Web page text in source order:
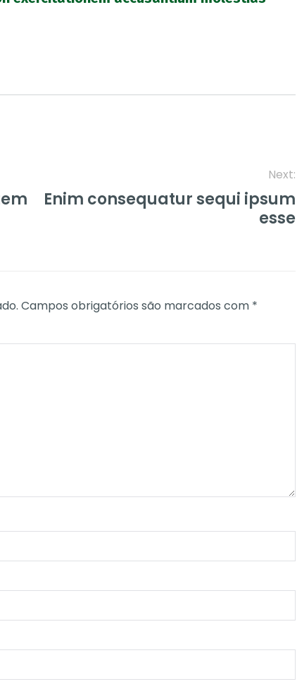
Next:
Enim consequatur sequi ipsum
esse
Campos obrigatórios são marcados com *